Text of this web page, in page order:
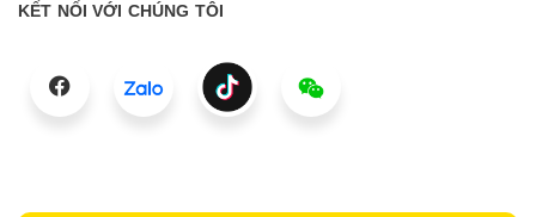
KẾT NỐI VỚI CHÚNG TÔI